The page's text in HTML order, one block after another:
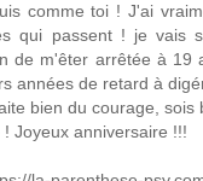
comme toi ! J'ai
qui passent ! je vais
de m'êter arrêtée à 19
années de retard à
bien du courage, sois
! Joyeux anniversaire !!!